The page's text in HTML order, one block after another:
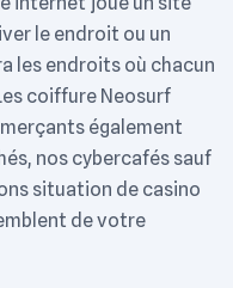
le endroit ou un
les endroits où chacun
coiffure Neosurf
également
nos cybercafés sauf
situation de casino
de votre